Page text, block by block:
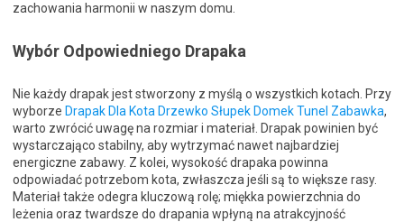
zachowania harmonii w naszym domu.
Wybór Odpowiedniego Drapaka
Nie każdy drapak jest stworzony z myślą o wszystkich kotach. Przy
wyborze Drapak Dla Kota Drzewko Słupek Domek Tunel Zabawka,
warto zwrócić uwagę na rozmiar i materiał. Drapak powinien być
wystarczająco stabilny, aby wytrzymać nawet najbardziej
energiczne zabawy. Z kolei, wysokość drapaka powinna
odpowiadać potrzebom kota, zwłaszcza jeśli są to większe rasy.
Materiał także odegra kluczową rolę; miękka powierzchnia do
leżenia oraz twardsze do drapania wpłyną na atrakcyjność